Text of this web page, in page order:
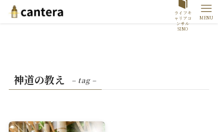
ライフキ
ャリアコ
ンサル
SINO
MENU
神道の教え – tag –